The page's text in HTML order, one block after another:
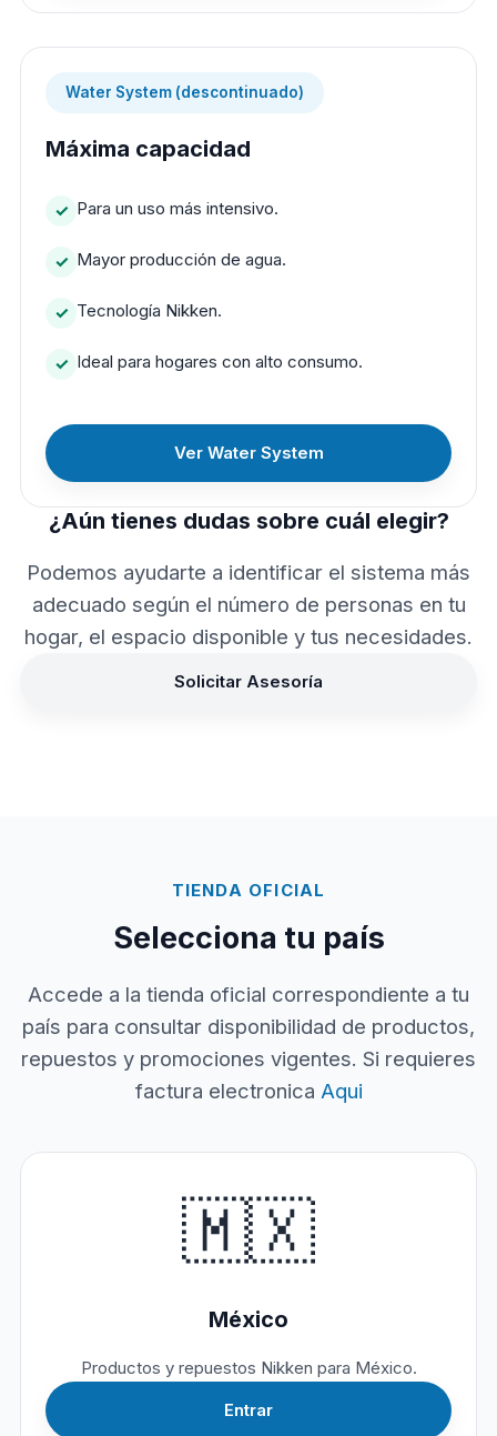
Water System (descontinuado)
Máxima capacidad
Para un uso más intensivo.
Mayor producción de agua.
Tecnología Nikken.
Ideal para hogares con alto consumo.
Ver Water System
¿Aún tienes dudas sobre cuál elegir?
Podemos ayudarte a identificar el sistema más
adecuado según el número de personas en tu
hogar, el espacio disponible y tus necesidades.
Solicitar Asesoría
TIENDA OFICIAL
Selecciona tu país
Accede a la tienda oficial correspondiente a tu
país para consultar disponibilidad de productos,
repuestos y promociones vigentes. Si requieres
factura electronica Aqui
🇲🇽
México
Productos y repuestos Nikken para México.
Entrar